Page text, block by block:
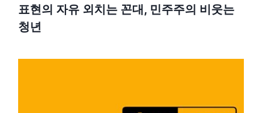
표현의 자유 외치는 꼰대, 민주주의 비웃는
청년